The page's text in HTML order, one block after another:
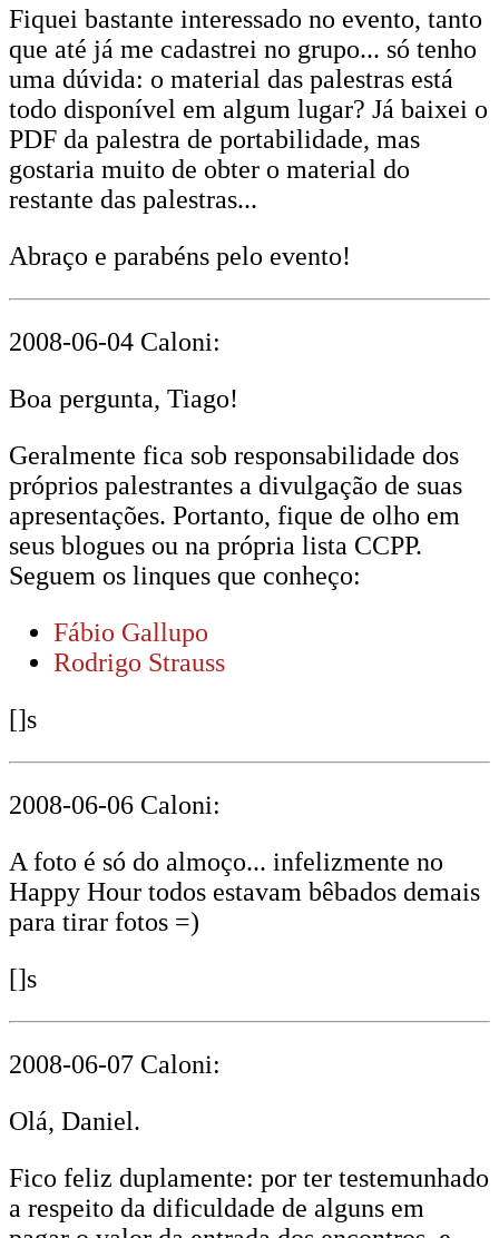
Fiquei bastante interessado no evento, tanto
que até já me cadastrei no grupo... só tenho
uma dúvida: o material das palestras está
todo disponível em algum lugar? Já baixei o
PDF da palestra de portabilidade, mas
gostaria muito de obter o material do
restante das palestras...
Abraço e parabéns pelo evento!
2008-06-04 Caloni:
Boa pergunta, Tiago!
Geralmente fica sob responsabilidade dos
próprios palestrantes a divulgação de suas
apresentações. Portanto, fique de olho em
seus blogues ou na própria lista CCPP.
Seguem os linques que conheço:
Fábio Gallupo
Rodrigo Strauss
[]s
2008-06-06 Caloni:
A foto é só do almoço... infelizmente no
Happy Hour todos estavam bêbados demais
para tirar fotos =)
[]s
2008-06-07 Caloni:
Olá, Daniel.
Fico feliz duplamente: por ter testemunhado
a respeito da dificuldade de alguns em